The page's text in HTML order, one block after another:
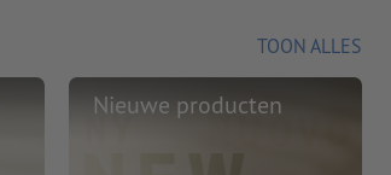
TOON ALLES
Nieuwe producten